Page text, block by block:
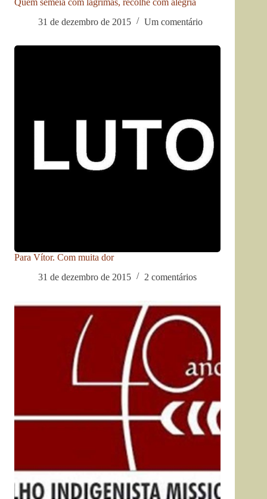
Quem semeia com lágrimas, recolhe com alegria
31 de dezembro de 2015
Um comentário
Para Vítor. Com muita dor
31 de dezembro de 2015
2 comentários